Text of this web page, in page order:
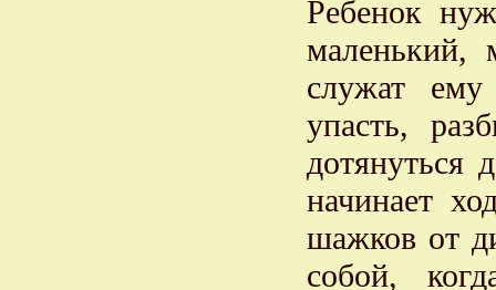
Ребенок
служат ему
упасть,
дотянуться
начинает
шажков от
собой,